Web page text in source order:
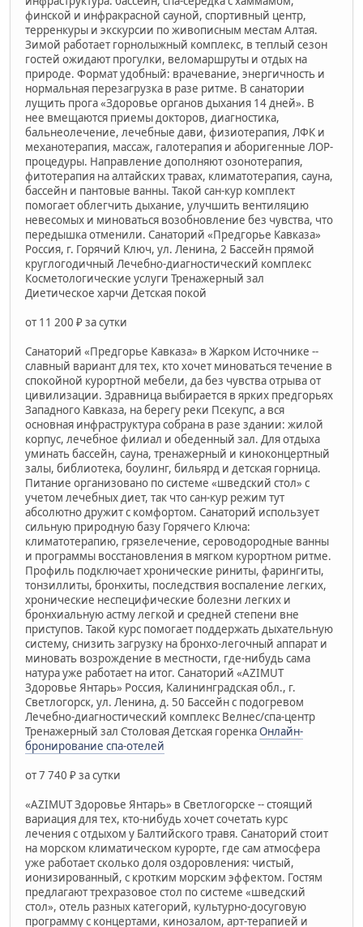
финской и инфракрасной сауной, спортивный центр,
терренкуры и экскурсии по живописным местам Алтая.
Зимой работает горнолыжный комплекс, в теплый сезон
гостей ожидают прогулки, веломаршруты и отдых на
природе. Формат удобный: врачевание, энергичность и
нормальная перезагрузка в разе ритме. В санатории
лущить прога «Здоровье органов дыхания 14 дней». В
нее вмещаются приемы докторов, диагностика,
бальнеолечение, лечебные дави, физиотерапия, ЛФК и
механотерапия, массаж, галотерапия и аборигенные ЛОР-
процедуры. Направление дополняют озонотерапия,
фитотерапия на алтайских травах, климатотерапия, сауна,
бассейн и пантовые ванны. Такой сан-кур комплект
помогает облегчить дыхание, улучшить вентиляцию
невесомых и миноваться возобновление без чувства, что
передышка отменили. Санаторий «Предгорье Кавказа»
Россия, г. Горячий Ключ, ул. Ленина, 2 Бассейн прямой
круглогодичный Лечебно-диагностический комплекс
Косметологические услуги Тренажерный зал
Диетическое харчи Детская покой
от 11 200 ₽ за сутки
Санаторий «Предгорье Кавказа» в Жарком Источнике --
славный вариант для тех, кто хочет миноваться течение в
спокойной курортной мебели, да без чувства отрыва от
цивилизации. Здравница выбирается в ярких предгорьях
Западного Кавказа, на берегу реки Псекупс, а вся
основная инфраструктура собрана в разе здании: жилой
корпус, лечебное филиал и обеденный зал. Для отдыха
уминать бассейн, сауна, тренажерный и киноконцертный
залы, библиотека, боулинг, бильярд и детская горница.
Питание организовано по системе «шведский стол» с
учетом лечебных диет, так что сан-кур режим тут
абсолютно дружит с комфортом. Санаторий использует
сильную природную базу Горячего Ключа:
климатотерапию, грязелечение, сероводородные ванны
и программы восстановления в мягком курортном ритме.
Профиль подключает хронические риниты, фарингиты,
тонзиллиты, бронхиты, последствия воспаление легких,
хронические неспецифические болезни легких и
бронхиальную астму легкой и средней степени вне
приступов. Такой курс помогает поддержать дыхательную
систему, снизить загрузку на бронхо-легочный аппарат и
миновать возрождение в местности, где-нибудь сама
натура уже работает на итог. Санаторий «AZIMUT
Здоровье Янтарь» Россия, Калининградская обл., г.
Светлогорск, ул. Ленина, д. 50 Бассейн с подогревом
Лечебно-диагностический комплекс Велнес/спа-центр
Тренажерный зал Столовая Детская горенкаОнлайн-
бронирование спа-отелей
от 7 740 ₽ за сутки
«AZIMUT Здоровье Янтарь» в Светлогорске -- стоящий
вариация для тех, кто-нибудь хочет сочетать курс
лечения с отдыхом у Балтийского травя. Санаторий стоит
на морском климатическом курорте, где сам атмосфера
уже работает сколько доля оздоровления: чистый,
ионизированный, с кротким морским эффектом. Гостям
предлагают трехразовое стол по системе «шведский
стол», отель разных категорий, культурно-досуговую
программу с концертами, кинозалом, арт-терапией и